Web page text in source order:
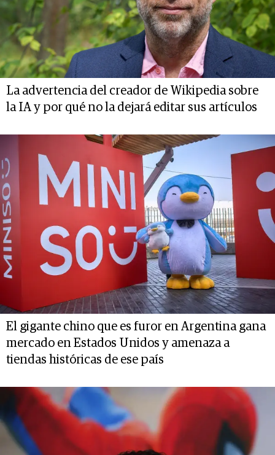
La advertencia del creador de Wikipedia sobre
la IA y por qué no la dejará editar sus artículos
El gigante chino que es furor en Argentina gana
mercado en Estados Unidos y amenaza a
tiendas históricas de ese país